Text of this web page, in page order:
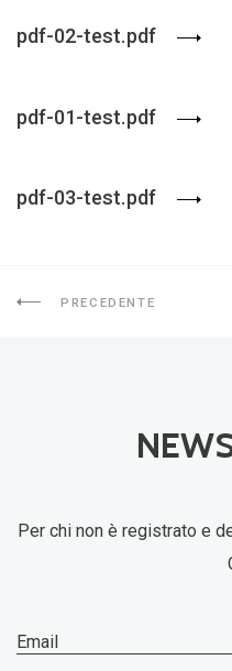
pdf-02-test.pdf
pdf-01-test.pdf
pdf-03-test.pdf
PRECEDENTE
Per chi non è registrato e